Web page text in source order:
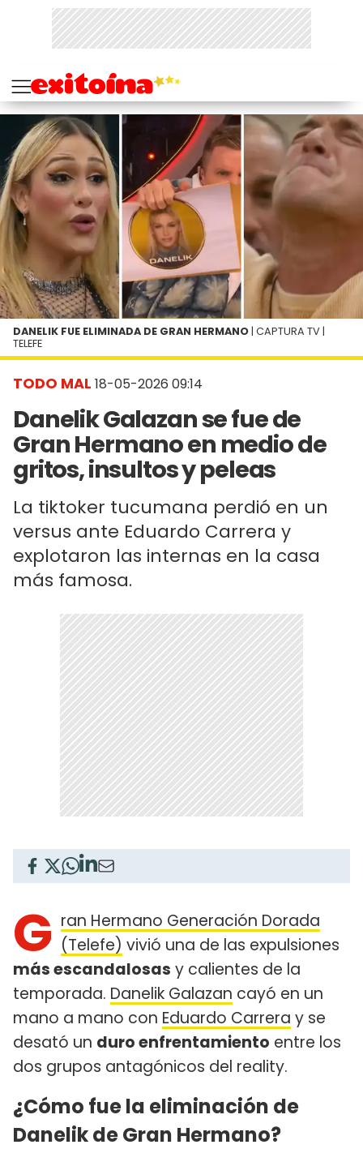
TODO MAL 18-05-2026 09:14
Danelik Galazan se fue de
Gran Hermano en medio de
gritos, insultos y peleas
La tiktoker tucumana perdió en un
versus ante Eduardo Carrera y
explotaron las internas en la casa
más famosa.
DANELIK FUE ELIMINADA DE GRAN HERMANO | CAPTURA TV |
TELEFE
G ran Hermano Generación Dorada
(Telefe) vivió una de las expulsiones
más escandalosas y calientes de la
temporada. Danelik Galazan cayó en un
mano a mano con Eduardo Carrera y se
desató un duro enfrentamiento entre los
dos grupos antagónicos del reality.
¿Cómo fue la eliminación de
Danelik de Gran Hermano?